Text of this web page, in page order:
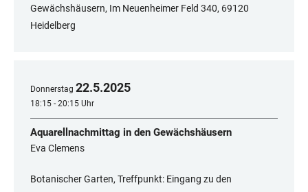
Gewächshäusern, Im Neuenheimer Feld 340, 69120
Heidelberg
Donnerstag 22.5.2025
18:15 - 20:15 Uhr
Aquarellnachmittag in den Gewächshäusern
Eva Clemens
Botanischer Garten, Treffpunkt: Eingang zu den